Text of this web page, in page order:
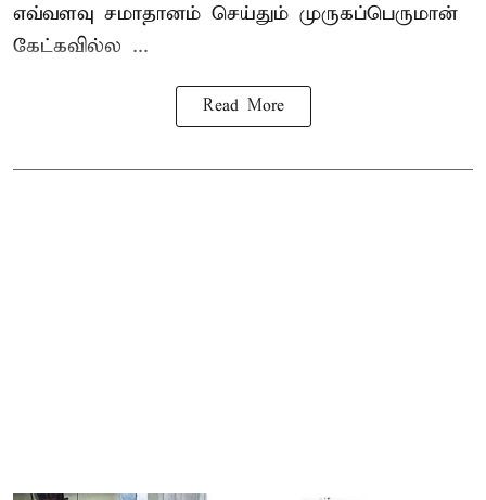
எவ்வளவு சமாதானம் செய்தும் முருகப்பெருமான்
கேட்கவில்ல ...
Read More